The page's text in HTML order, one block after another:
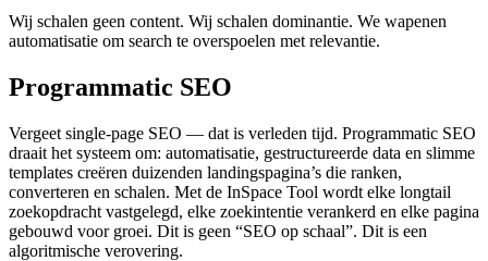
Wij schalen geen content. Wij schalen dominantie. We wapenen
automatisatie om search te overspoelen met relevantie.
Programmatic SEO
Vergeet single-page SEO — dat is verleden tijd. Programmatic SEO
draait het systeem om: automatisatie, gestructureerde data en slimme
templates creëren duizenden landingspagina’s die ranken,
converteren en schalen. Met de InSpace Tool wordt elke longtail
zoekopdracht vastgelegd, elke zoekintentie verankerd en elke pagina
gebouwd voor groei. Dit is geen “SEO op schaal”. Dit is een
algoritmische verovering.